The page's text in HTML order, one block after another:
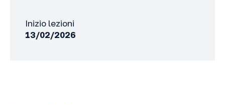
Inizio lezioni
13/02/2026